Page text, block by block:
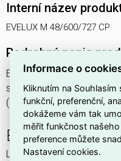
Interní název
EVELUX M 48/600/727 CP
Podrobný popis
EVELUX M 48/600/727 CP
svítidlo pouliční s modulem
(Central Parking TYPE I)
EVELUX
LED svítidlo pro osvětlení
Informace o
Kliknutím na
funkční, preferenční,
dokážeme vám tak
měřit funkčnost
preference můžete
Nastavení cookies.